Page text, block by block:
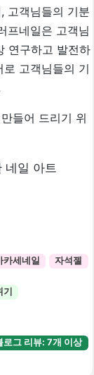
고객님들의 기분
프네일은 고객님
연구하고 발전하
고객님들의 기
들어 드리기 위
네일 아트
카세네일 자석젤
로그 리뷰: 7개 이상